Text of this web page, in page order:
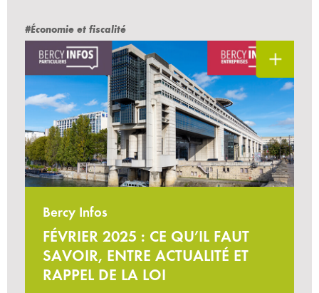
#Économie et fiscalité
Bercy Infos
FÉVRIER 2025 : CE QU’IL FAUT
SAVOIR, ENTRE ACTUALITÉ ET
RAPPEL DE LA LOI